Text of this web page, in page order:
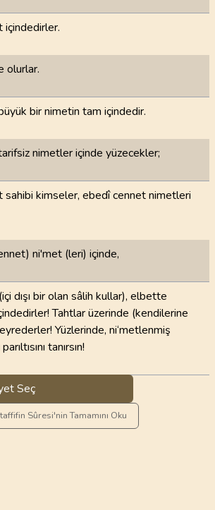
olurlar.
bir nimetin tam içindedir.
nimetler içinde yüzecekler;
sahibi kimseler, ebedî cennet nimetleri
ni'met (leri) içinde,
dışı bir olan sâlih kullar), elbette
Tahtlar üzerinde (kendilerine
Yüzlerinde, ni‘metlenmiş
tanırsın!
Seç
Sûresi'nin Tamamını Oku